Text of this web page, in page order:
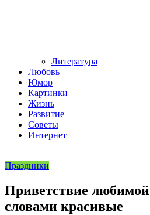
Литература
Любовь
Юмор
Картинки
Жизнь
Развитие
Советы
Интернет
Праздники
Приветствие
словами красивые